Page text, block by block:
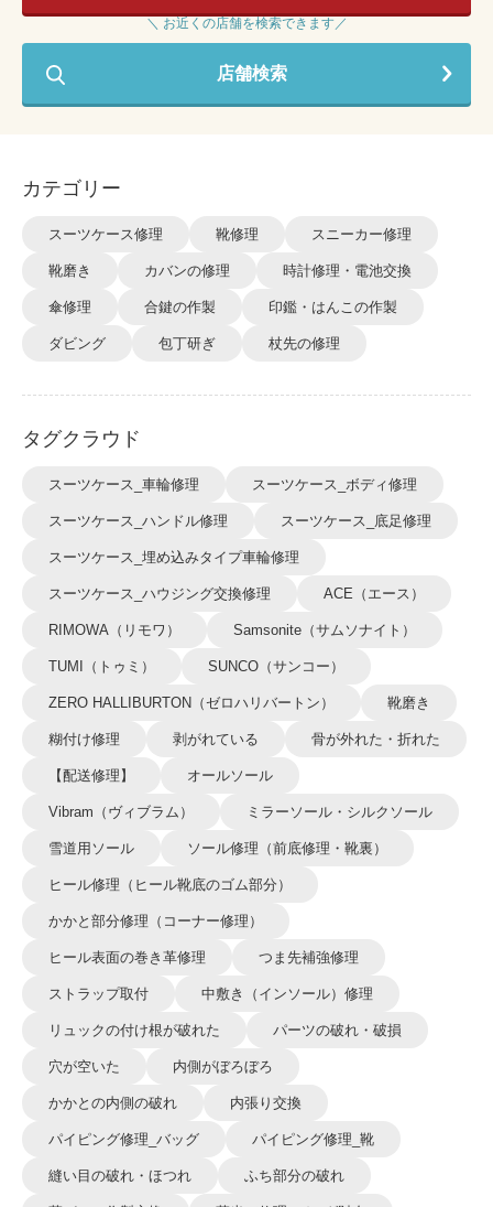
＼ お近くの店舗を検索できます／
店舗検索
カテゴリー
スーツケース修理 靴修理 スニーカー修理
靴磨き カバンの修理 時計修理・電池交換
傘修理 合鍵の作製 印鑑・はんこの作製
ダビング 包丁研ぎ 杖先の修理
タグクラウド
スーツケース_車輪修理 スーツケース_ボディ修理
スーツケース_ハンドル修理 スーツケース_底足修理
スーツケース_埋め込みタイプ車輪修理
スーツケース_ハウジング交換修理 ACE（エース）
RIMOWA（リモワ） Samsonite（サムソナイト）
TUMI（トゥミ） SUNCO（サンコー）
ZERO HALLIBURTON（ゼロハリバートン） 靴磨き
糊付け修理 剥がれている 骨が外れた・折れた
【配送修理】 オールソール
Vibram（ヴィブラム） ミラーソール・シルクソール
雪道用ソール ソール修理（前底修理・靴裏）
ヒール修理（ヒール靴底のゴム部分）
かかと部分修理（コーナー修理）
ヒール表面の巻き革修理 つま先補強修理
ストラップ取付 中敷き（インソール）修理
リュックの付け根が破れた パーツの破れ・破損
穴が空いた 内側がぼろぼろ
かかとの内側の破れ 内張り交換
パイピング修理_バッグ パイピング修理_靴
縫い目の破れ・ほつれ ふち部分の破れ